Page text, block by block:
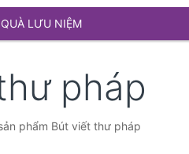
QUÀ LƯU NIỆM
pháp
phẩm Bút viết thư pháp